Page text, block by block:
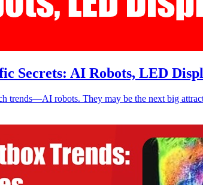
Secrets: AI Robots, LED
trends—AI robots. They may be the next big